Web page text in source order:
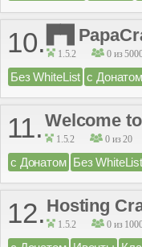
10. ▛▜
1.5.2 0 из
Без WhiteList с Донатом
11. Welcome
1.5.2 0 из 20
с Донатом Без WhiteList
12. Hosting
1.5.2 0 из